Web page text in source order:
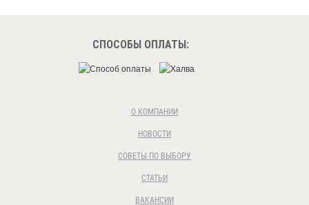
СПОСОБЫ ОПЛАТЫ:
О КОМПАНИИ
НОВОСТИ
СОВЕТЫ ПО ВЫБОРУ
СТАТЬИ
ВАКАНСИИ